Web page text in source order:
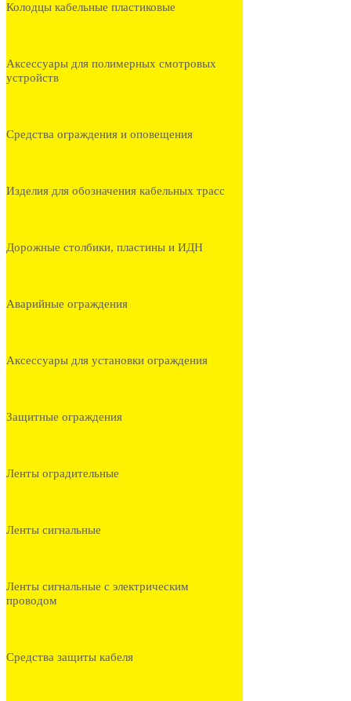
Колодцы кабельные пластиковые
Аксессуары для полимерных смотровых
устройств
Средства ограждения и оповещения
Изделия для обозначения кабельных трасс
Дорожные столбики, пластины и ИДН
Аварийные ограждения
Аксессуары для установки ограждения
Защитные ограждения
Ленты оградительные
Ленты сигнальные
Ленты сигнальные с электрическим
проводом
Средства защиты кабеля